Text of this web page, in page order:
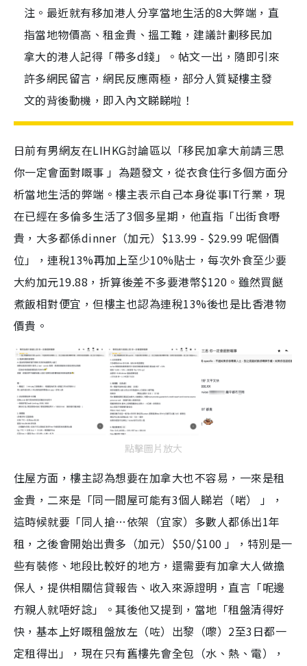
注。最近就有移加港人分享當地生活的8大弊端，直
指當地物價高、租金貴、搵工難，建議計劃移民加
拿大的港人記得「帶多d錢」。帖文一出，隨即引來
許多網民留言，網民反應兩極，部分人質疑樓主發
文的背後動機，即入內文睇睇啦！
日前有男網友在LIHKG討論區以「移民加拿大前請三思
你一定會面對嘅事 」為題發文，從衣食住行多個方面分
析當地生活的弊端。樓主表示自己本身從事IT行業，現
在已經在多倫多生活了3個多星期，他直指「出街食嘢
貴，大多都係dinner（加元）$13.99 - $29.99 呢個價
位」，連稅13%再加上至少10%貼士，每次外食至少要
大約加元19.88，折算後差不多要港幣$120。雖然買餸
煮飯相對便宜，但樓主也認為連稅13%後也是比香港物
價貴。
點擊圖片放大
住屋方面，樓主認為想要在加拿大也不容易，一來是租
金貴，二來是「同一間屋可能有3個人睇岩（啱） 」，
這時候就要「同人搶…依架（宜家）多數人都係出1年
租，之後會開始出貴多（加元）$50/$100 」，特別是一
些有裝修、地段比較好的地方，還需要有加拿大人做擔
保人，提供相關信貸報告、收入來源證明，直言「呢邊
冇親人就唔好諗」。其後他又提到，當地「租盤清得好
快，基本上好嘅租盤放左（咗）出黎（嚟）2至3日都一
定租得出」，現在只有舊樓先會全包（水、熱、電），